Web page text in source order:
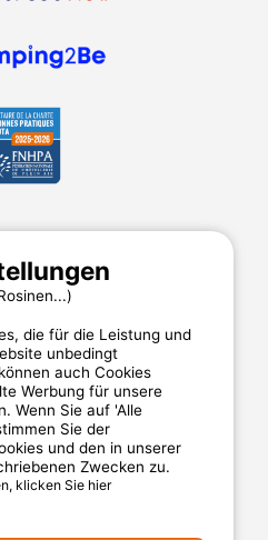
steht für
Zahlungsabwicklung
Kundenservice
die für die Leistung und
unbedingt
auch Cookies
Werbung für unsere
Wenn Sie auf 'Alle
Sie der
und den in unserer
Zwecken zu.
klicken Sie hier